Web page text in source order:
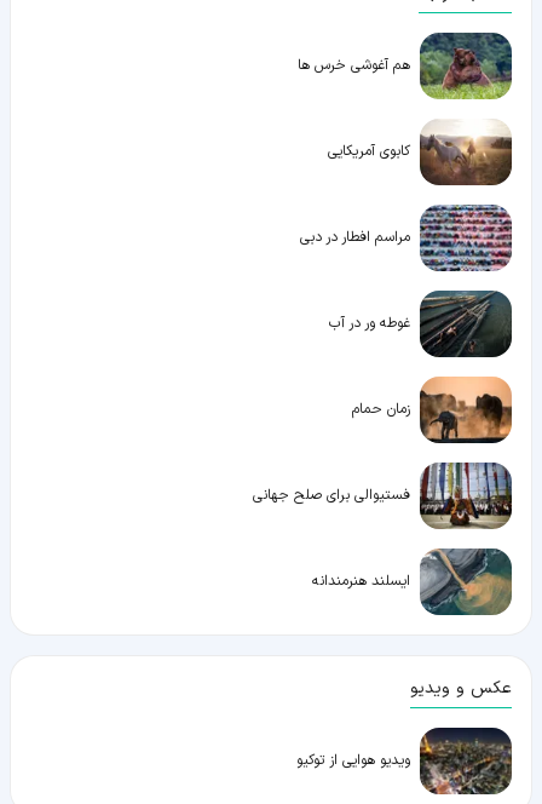
هم آغوشی خرس ها
کابوی آمریکایی
مراسم افطار در دبی
غوطه ور در آب
زمان حمام
فستیوالی برای صلح جهانی
ایسلند هنرمندانه
عکس و ویدیو
ویدیو هوایی از توکیو